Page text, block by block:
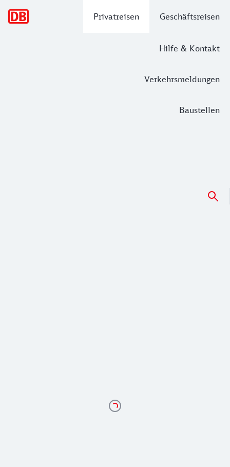
Privatreisen Geschäftsreisen
Hilfe & Kontakt
Verkehrsmeldungen
Baustellen